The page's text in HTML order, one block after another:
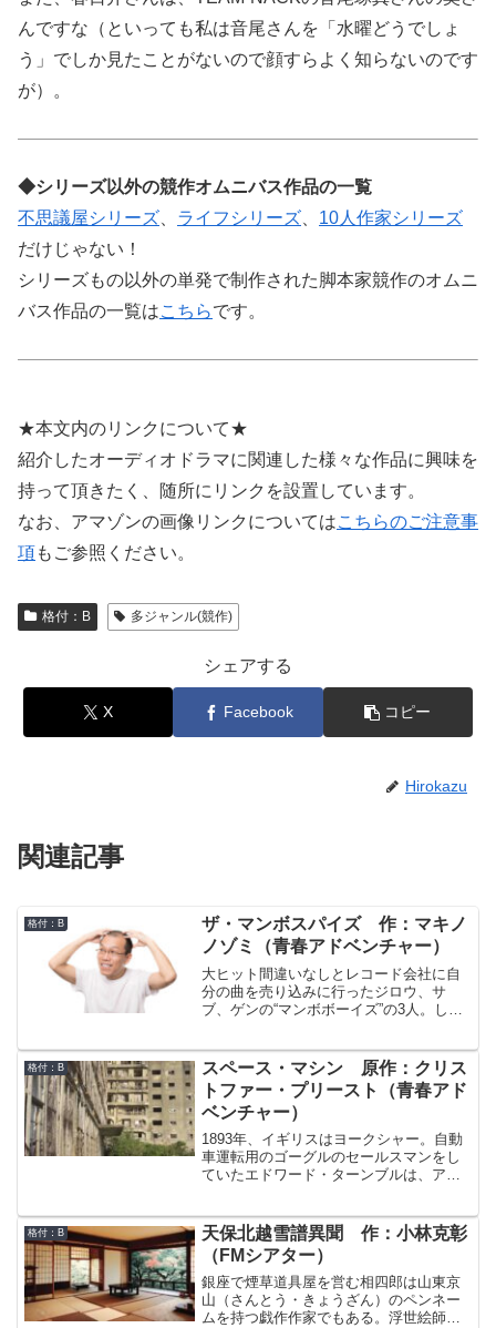
んですな（といっても私は音尾さんを「水曜どうでしょ
う」でしか見たことがないので顔すらよく知らないのです
が）。
◆シリーズ以外の競作オムニバス作品の一覧
不思議屋シリーズ
ライフシリーズ
10人作家シリーズ
だけじゃない！
シリーズもの以外の単発で制作された脚本家競作のオムニ
バス作品の一覧はこちらです。
★本文内のリンクについて★
紹介したオーディオドラマに関連した様々な作品に興味を
持って頂きたく、随所にリンクを設置しています。
なお、アマゾンの画像リンクについてはこちらのご注意事
項もご参照ください。
格付：B 多ジャンル(競作)
シェアする
X Facebook コピー
Hirokazu
関連記事
格付：B
ザ・マンボスパイズ 作：マキノ
ノゾミ（青春アドベンチャー）
大ヒット間違いなしとレコード会社に自
分の曲を売り込みに行ったジロウ、サ
ブ、ゲンの“マンボボーイズ”の3人。しか
や間違っているのはレコード会社の方
だ。世間の方だ。荒れる3人だが、自宅に
戻り、届いていた小包を開けたときに状
況は一変する。実はジロウは3年前まで外
務省の秘密諜報員だったのだ。そして、
人手不足の外務省は、ジロウとその仲間
に、中南米サンチョ王国のお姫様を救出
する密命を授けるという。ジロウ以外の2
し、報酬を聞いたとき、ふたりもこの提
案に飛びつくことを決めた。外務省の二
階堂課長はいう「報酬は君たちのレコー
ドデビューだ！」
格付：B
スペース・マシン 原作：クリス
トファー・プリースト（青春アド
ベンチャー）
1893年、イギリスはヨークシャー。自動
車運転用のゴーグルのセールスマンをし
ていたエドワード・ターンブルは、アメ
教授の秘書をしているという。彼女の美
しさに一目ぼれし、また、彼女を通じて
レナルズ教授にゴーグルを売り込めれば
一儲けできると考えたエドワードは、ア
メリアへの接触を図る。しかし、アメリ
アはエドワードが思っていたよりずっと
格付：B
天保北越雪譜異聞 作：小林克彰
（FMシアター）
銀座で煙草道具屋を営む相四郎は山東京
山（さんとう・きょうざん）のペンネー
ムを持つ戯作作家でもある。浮世絵師で